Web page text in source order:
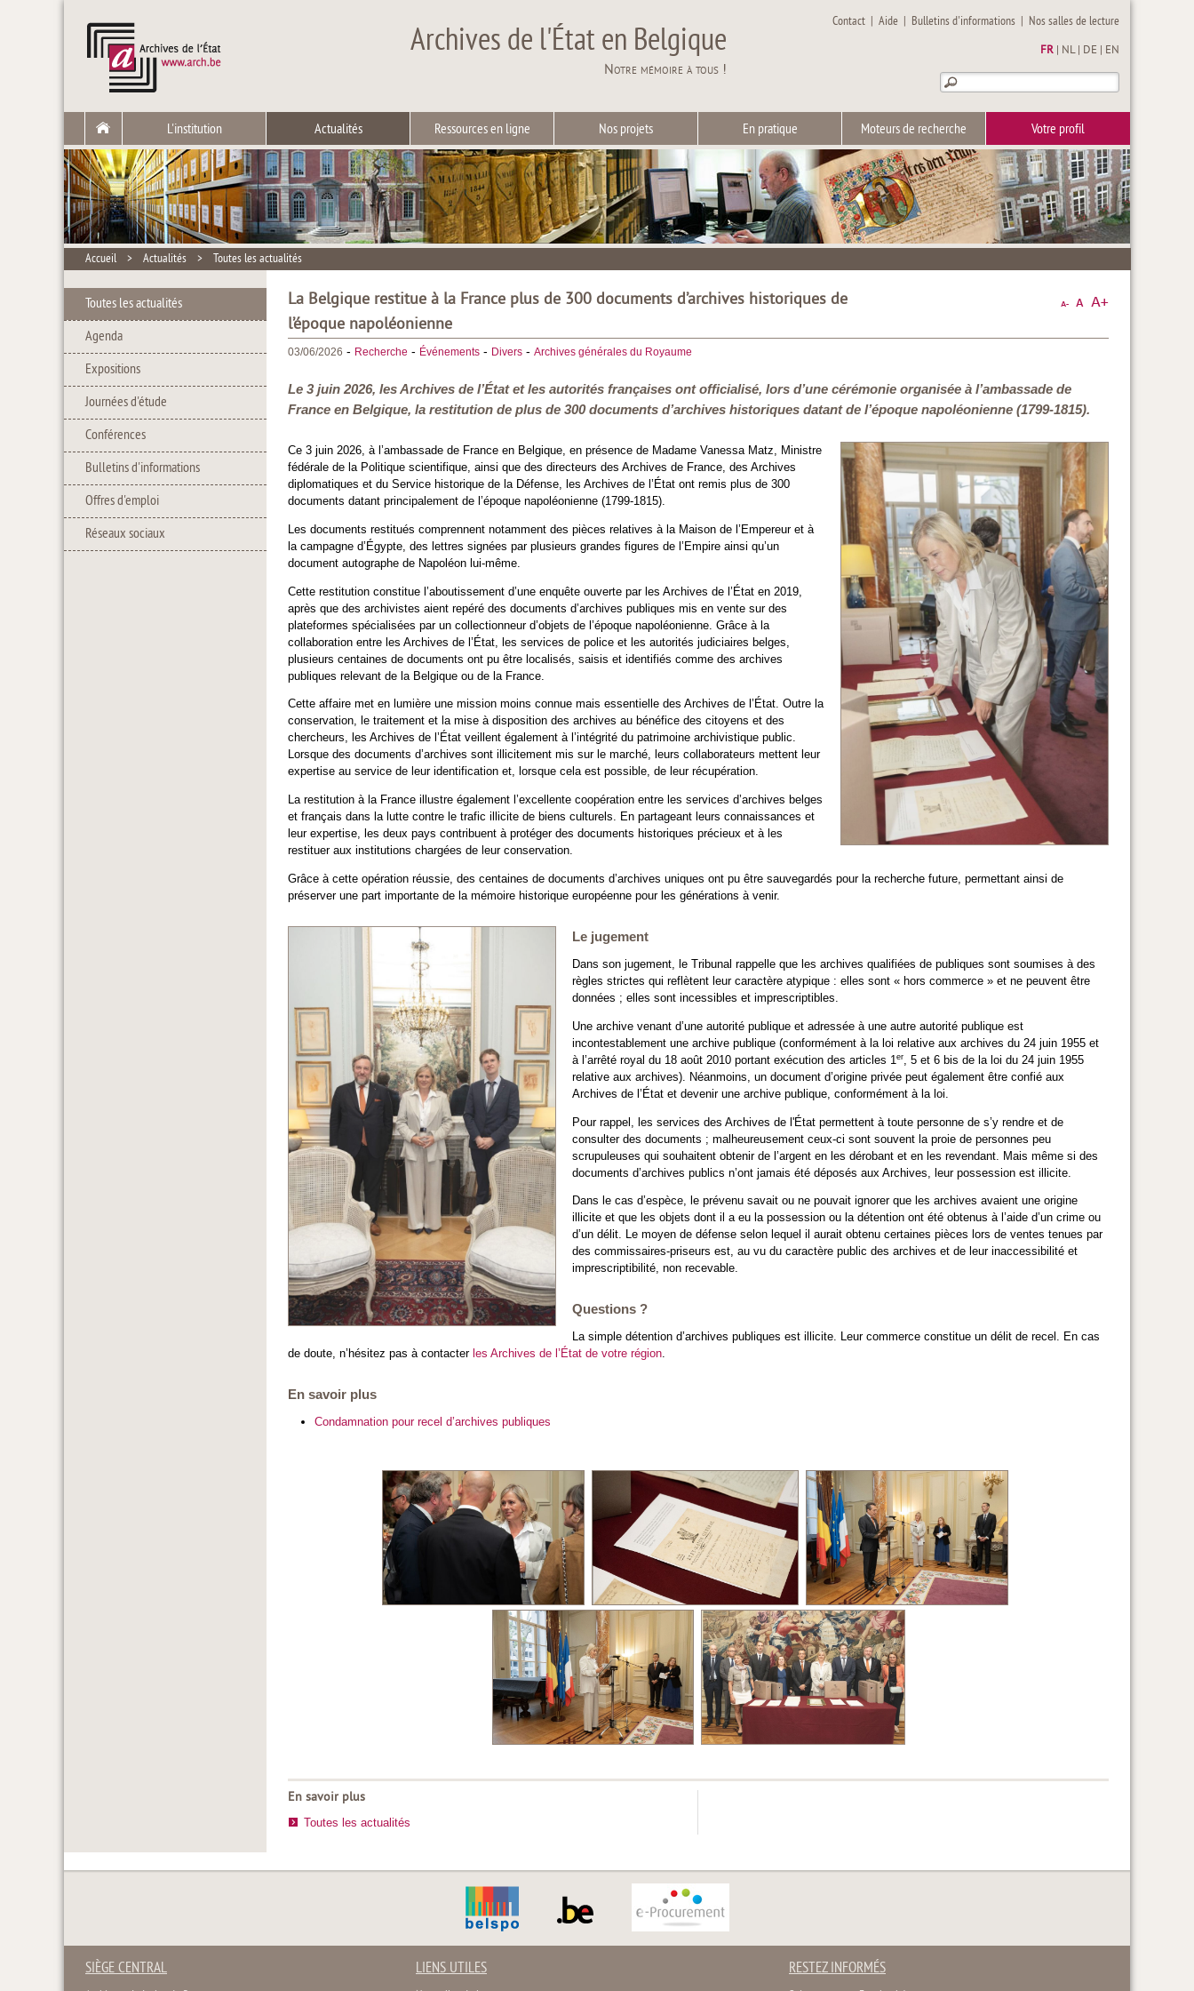
Archives de l'État en Belgique
Notre mémoire à tous !
Contact |Aide | Bulletins d'informations | Nos salles de lecture
FR NL| DE EN
L'institution Actualités Ressources en ligne Nos projets En pratique Moteurs de recherche Votre profil
Accueil > Actualités > Toutes les actualités
Toutes les actualités
Agenda
Expositions
Journées d'étude
Conférences
Bulletins d'informations
Offres d'emploi
Réseaux sociaux
La Belgique restitue à la France plus de 300 documents d’archives historiques de
l’époque napoléonienne
03/06/2026 - Recherche - Événements - Divers - Archives générales du Royaume
Le 3 juin 2026, les Archives de l’État et les autorités françaises ont officialisé, lors d’une cérémonie organisée à l’ambassade de
France en Belgique, la restitution de plus de 300 documents d’archives historiques datant de l’époque napoléonienne (1799-1815).
Ce 3 juin 2026, à l’ambassade de France en Belgique, en présence de Madame Vanessa Matz, Ministre
fédérale de la Politique scientifique, ainsi que des directeurs des Archives de France, des Archives
diplomatiques et du Service historique de la Défense, les Archives de l’État ont remis plus de 300
documents datant principalement de l’époque napoléonienne (1799-1815).
Les documents restitués comprennent notamment des pièces relatives à la Maison de l’Empereur et à
la campagne d’Égypte, des lettres signées par plusieurs grandes figures de l’Empire ainsi qu’un
document autographe de Napoléon lui-même.
Cette restitution constitue l’aboutissement d’une enquête ouverte par les Archives de l’État en 2019,
après que des archivistes aient repéré des documents d’archives publiques mis en vente sur des
plateformes spécialisées par un collectionneur d’objets de l’époque napoléonienne. Grâce à la
collaboration entre les Archives de l’État, les services de police et les autorités judiciaires belges,
plusieurs centaines de documents ont pu être localisés, saisis et identifiés comme des archives
publiques relevant de la Belgique ou de la France.
Cette affaire met en lumière une mission moins connue mais essentielle des Archives de l’État. Outre la
conservation, le traitement et la mise à disposition des archives au bénéfice des citoyens et des
chercheurs, les Archives de l’État veillent également à l’intégrité du patrimoine archivistique public.
Lorsque des documents d’archives sont illicitement mis sur le marché, leurs collaborateurs mettent leur
expertise au service de leur identification et, lorsque cela est possible, de leur récupération.
La restitution à la France illustre également l’excellente coopération entre les services d’archives belges
et français dans la lutte contre le trafic illicite de biens culturels. En partageant leurs connaissances et
leur expertise, les deux pays contribuent à protéger des documents historiques précieux et à les
restituer aux institutions chargées de leur conservation.
Grâce à cette opération réussie, des centaines de documents d’archives uniques ont pu être sauvegardés pour la recherche future, permettant ainsi de
préserver une part importante de la mémoire historique européenne pour les générations à venir.
Le jugement
Dans son jugement, le Tribunal rappelle que les archives qualifiées de publiques sont soumises à des
règles strictes qui reflètent leur caractère atypique : elles sont « hors commerce » et ne peuvent être
données ; elles sont incessibles et imprescriptibles.
Une archive venant d’une autorité publique et adressée à une autre autorité publique est
incontestablement une archive publique (conformément à la loi relative aux archives du 24 juin 1955 et
à l’arrêté royal du 18 août 2010 portant exécution des articles 1er
, 5 et 6 bis de la loi du 24 juin 1955
relative aux archives). Néanmoins, un document d’origine privée peut également être confié aux
Archives de l’État et devenir une archive publique, conformément à la loi.
Pour rappel, les services des Archives de l'État permettent à toute personne de s’y rendre et de
consulter des documents ; malheureusement ceux-ci sont souvent la proie de personnes peu
scrupuleuses qui souhaitent obtenir de l’argent en les dérobant et en les revendant. Mais même si des
documents d’archives publics n’ont jamais été déposés aux Archives, leur possession est illicite.
Dans le cas d’espèce, le prévenu savait ou ne pouvait ignorer que les archives avaient une origine
illicite et que les objets dont il a eu la possession ou la détention ont été obtenus à l’aide d’un crime ou
d’un délit. Le moyen de défense selon lequel il aurait obtenu certaines pièces lors de ventes tenues par
des commissaires-priseurs est, au vu du caractère public des archives et de leur inaccessibilité et
imprescriptibilité, non recevable.
Questions ?
La simple détention d’archives publiques est illicite. Leur commerce constitue un délit de recel. En cas
de doute, n’hésitez pas à contacter les Archives de l’État de votre région.
En savoir plus
Condamnation pour recel d’archives publiques
En savoir plus
Toutes les actualités
SIÈGE CENTRAL LIENS UTILES RESTEZ INFORMÉS